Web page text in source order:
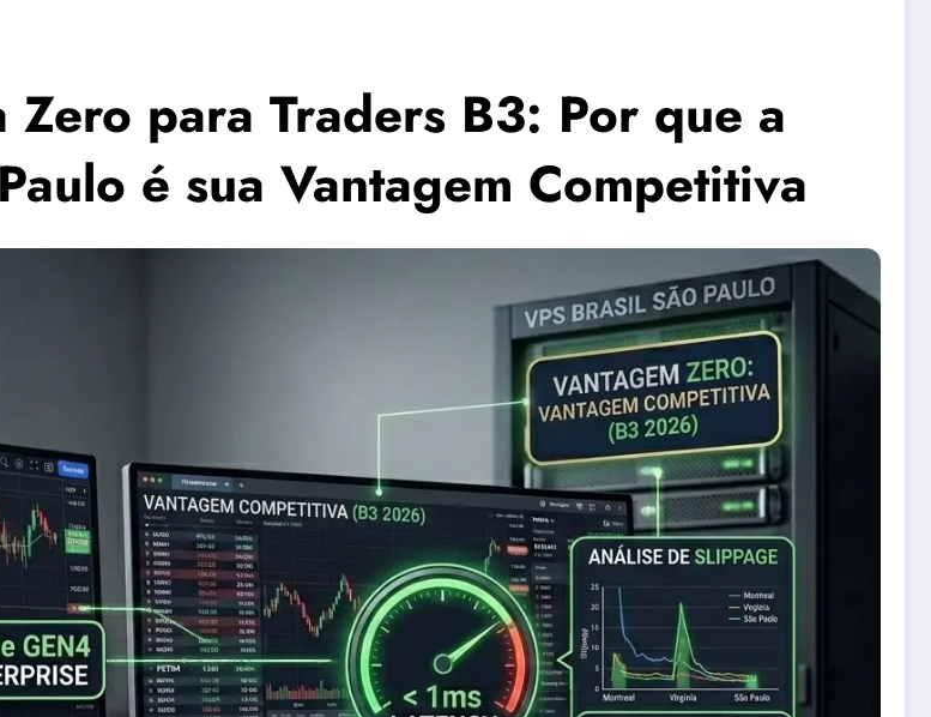
para Traders B3: Por que a
é sua Vantagem Competitiva